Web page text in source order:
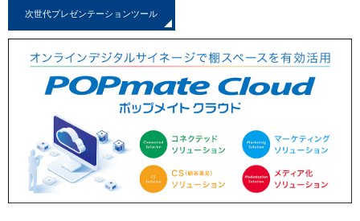
次世代プレゼンテーションツール